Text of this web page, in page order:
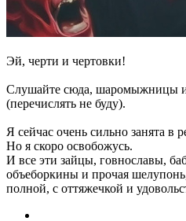
Эй, черти и чертовки!
Слушайте сюда, шаромыжницы и
(перечислять не буду).
Я сейчас очень сильно занята в
Но я скоро освобожусь.
И все эти зайцы, говнославы,
объеборкины и прочая
полной, с оттяжечкой и